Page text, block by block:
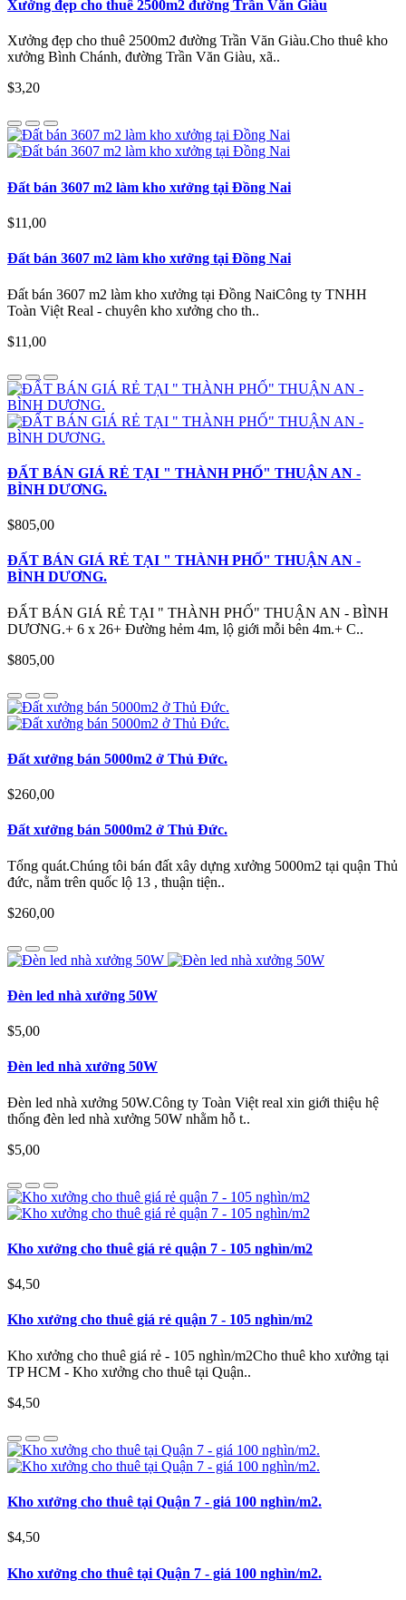
Xưởng đẹp cho thuê 2500m2 đường Trần Văn Giàu
Xưởng đẹp cho thuê 2500m2 đường Trần Văn Giàu.Cho thuê kho
xưởng Bình Chánh, đường Trần Văn Giàu, xã..
$3,20
Đất bán 3607 m2 làm kho xưởng tại Đồng Nai
$11,00
Đất bán 3607 m2 làm kho xưởng tại Đồng Nai
Đất bán 3607 m2 làm kho xưởng tại Đồng NaiCông ty TNHH
Toàn Việt Real - chuyên kho xưởng cho th..
$11,00
ĐẤT BÁN GIÁ RẺ TẠI " THÀNH PHỐ" THUẬN AN -
BÌNH DƯƠNG.
$805,00
ĐẤT BÁN GIÁ RẺ TẠI " THÀNH PHỐ" THUẬN AN -
BÌNH DƯƠNG.
ĐẤT BÁN GIÁ RẺ TẠI " THÀNH PHỐ" THUẬN AN - BÌNH
DƯƠNG.+ 6 x 26+ Đường hẻm 4m, lộ giới mỗi bên 4m.+ C..
$805,00
Đất xưởng bán 5000m2 ở Thủ Đức.
$260,00
Đất xưởng bán 5000m2 ở Thủ Đức.
Tổng quát.Chúng tôi bán đất xây dựng xưởng 5000m2 tại quận Thủ
đức, nằm trên quốc lộ 13 , thuận tiện..
$260,00
Đèn led nhà xưởng 50W
$5,00
Đèn led nhà xưởng 50W
Đèn led nhà xưởng 50W.Công ty Toàn Việt real xin giới thiệu hệ
thống đèn led nhà xưởng 50W nhằm hỗ t..
$5,00
Kho xưởng cho thuê giá rẻ quận 7 - 105 nghìn/m2
$4,50
Kho xưởng cho thuê giá rẻ quận 7 - 105 nghìn/m2
Kho xưởng cho thuê giá rẻ - 105 nghìn/m2Cho thuê kho xưởng tại
TP HCM - Kho xưởng cho thuê tại Quận..
$4,50
Kho xưởng cho thuê tại Quận 7 - giá 100 nghìn/m2.
$4,50
Kho xưởng cho thuê tại Quận 7 - giá 100 nghìn/m2.